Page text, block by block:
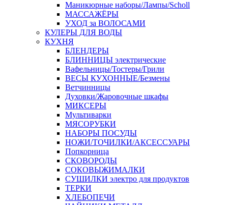
Маникюрные наборы/Лампы/Scholl
МАССАЖЁРЫ
УХОД за ВОЛОСАМИ
КУЛЕРЫ ДЛЯ ВОДЫ
КУХНЯ
БЛЕНДЕРЫ
БЛИННИЦЫ электрические
Вафельницы/Тостеры/Грили
ВЕСЫ КУХОННЫЕ/Безмены
Ветчинницы
Духовки/Жаровочные шкафы
МИКСЕРЫ
Мультиварки
МЯСОРУБКИ
НАБОРЫ ПОСУДЫ
НОЖИ/ТОЧИЛКИ/АКСЕССУАРЫ
Попкорница
СКОВОРОДЫ
СОКОВЫЖИМАЛКИ
СУШИЛКИ электро для продуктов
ТЕРКИ
ХЛЕБОПЕЧИ